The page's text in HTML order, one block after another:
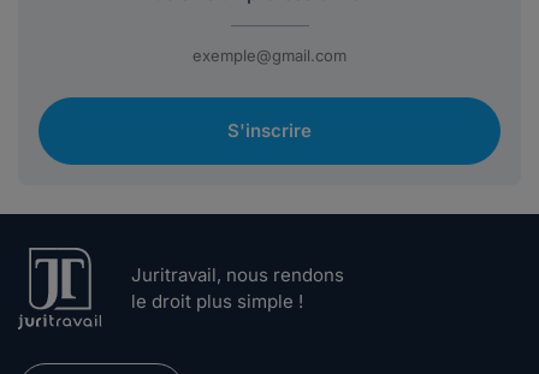
S'inscrire
Juritravail, nous rendons
le droit plus simple !